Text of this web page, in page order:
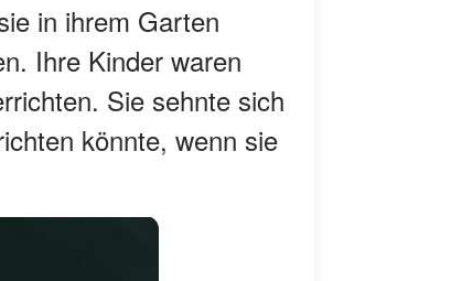
in ihrem Garten
Ihre Kinder waren
Sie sehnte sich
könnte, wenn sie